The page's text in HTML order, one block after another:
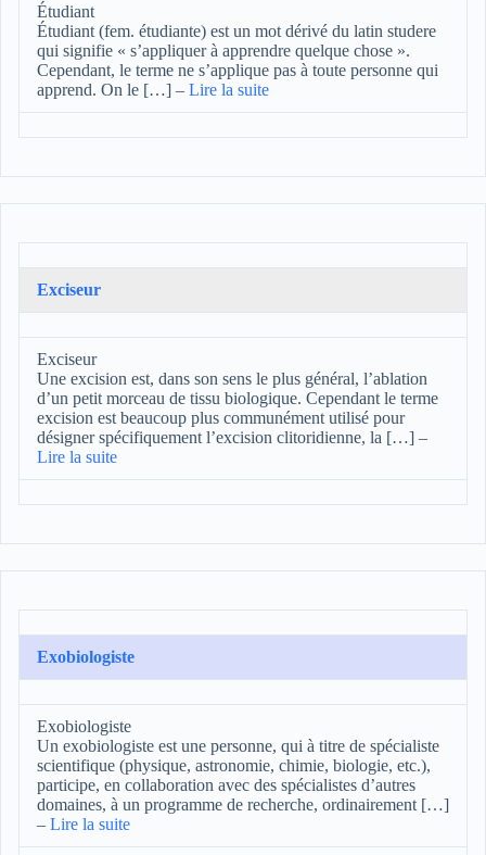
Étudiant
Étudiant (fem. étudiante) est un mot dérivé du latin studere
qui signifie « s’appliquer à apprendre quelque chose ».
Cependant, le terme ne s’applique pas à toute personne qui
apprend. On le […] – Lire la suite
Exciseur
Exciseur
Une excision est, dans son sens le plus général, l’ablation
d’un petit morceau de tissu biologique. Cependant le terme
excision est beaucoup plus communément utilisé pour
désigner spécifiquement l’excision clitoridienne, la […] –
Lire la suite
Exobiologiste
Exobiologiste
Un exobiologiste est une personne, qui à titre de spécialiste
scientifique (physique, astronomie, chimie, biologie, etc.),
participe, en collaboration avec des spécialistes d’autres
domaines, à un programme de recherche, ordinairement […]
– Lire la suite